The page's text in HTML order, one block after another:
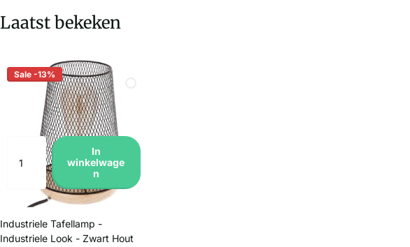
Laatst bekeken
Sale -13%
In
winkelwage
n
Industriele Tafellamp -
Industriele Look - Zwart Hout